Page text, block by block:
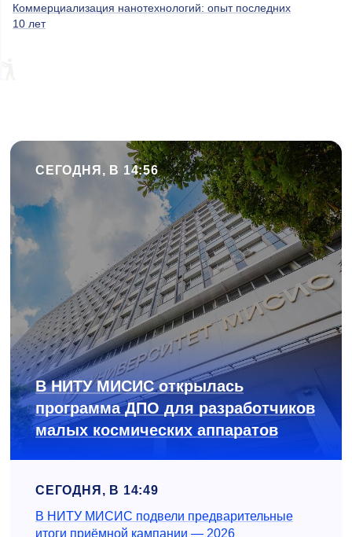
Коммерциализация нанотехнологий: опыт последних
10 лет
СЕГОДНЯ, В 14:56
В НИТУ МИСИС открылась
программа ДПО для разработчиков
малых космических аппаратов
СЕГОДНЯ, В 14:49
В НИТУ МИСИС подвели предварительные
итоги приёмной кампании — 2026